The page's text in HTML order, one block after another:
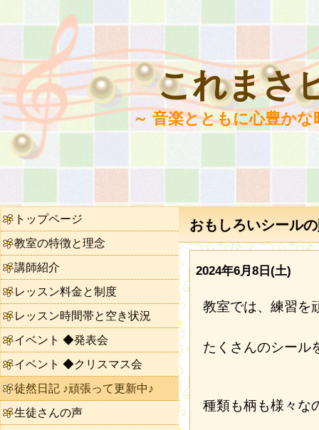
これまさ
～ 音楽とともに心豊か
おもしろいシール
2024年6月8日(土)
教室では、練習を
たくさんのシール
種類も柄も様々な
トップページ
教室の特徴と理念
講師紹介
レッスン料金と制度
レッスン時間帯と空き状況
イベント ◆発表会
イベント ◆クリスマス会
徒然日記 ♪頑張って更新中♪
生徒さんの声